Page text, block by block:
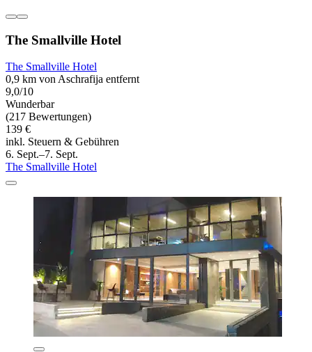
The Smallville Hotel
The Smallville Hotel
0,9 km von Aschrafija entfernt
9,0/10
Wunderbar
(217 Bewertungen)
139 €
inkl. Steuern & Gebühren
6. Sept.–7. Sept.
The Smallville Hotel